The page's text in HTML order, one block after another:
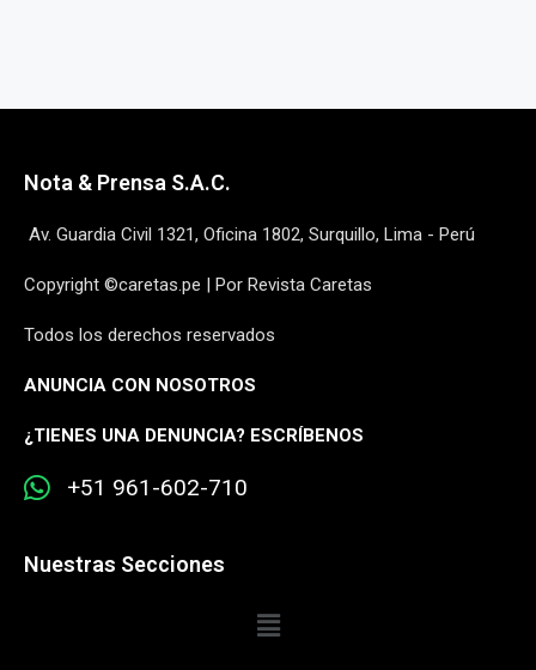
Nota & Prensa S.A.C.
Av. Guardia Civil 1321, Oficina 1802, Surquillo, Lima - Perú
Copyright ©caretas.pe | Por Revista Caretas
Todos los derechos reservados
ANUNCIA CON NOSOTROS
¿TIENES UNA DENUNCIA? ESCRÍBENOS
+51 961-602-710
Nuestras Secciones